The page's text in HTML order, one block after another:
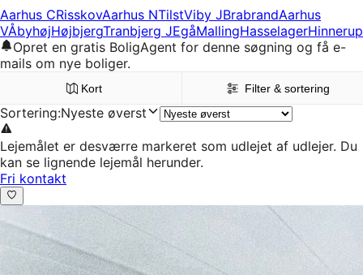
Aarhus CRisskovAarhus NTilstViby JBrabrandAarhus
VÅbyhøjHøjbjergTranbjerg JEgåMallingHasselagerHinnerup
Opret en gratis BoligAgent for denne søgning og få e-
mails om nye boliger.
Kort Filter & sortering
Sortering:Nyeste øverst
Lejemålet er desværre markeret som udlejet af udlejer. Du
kan se lignende lejemål herunder.
Fri kontakt